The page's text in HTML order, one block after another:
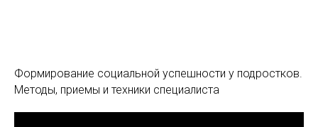
Формирование социальной успешности у подростков.
Методы, приемы и техники специалиста